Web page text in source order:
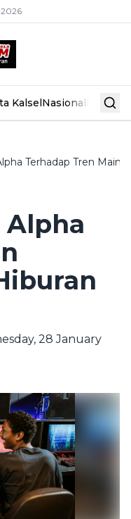
KalselNasional Hiburan
Terhadap Tren
Alpha
28 January